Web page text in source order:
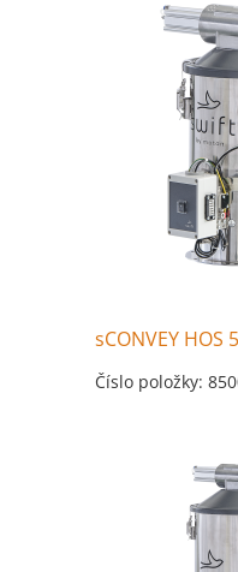
sCONVEY HOS 5
Číslo položky: